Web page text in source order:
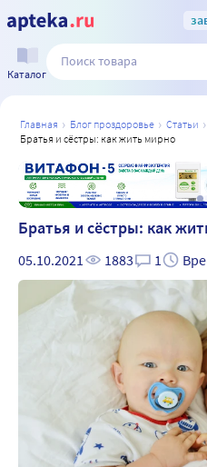
Каталог
главная блог проздоровье статьи
братья и сёстры: как жить мирно
Братья и сёстры: как
05.10.2021 1883 1